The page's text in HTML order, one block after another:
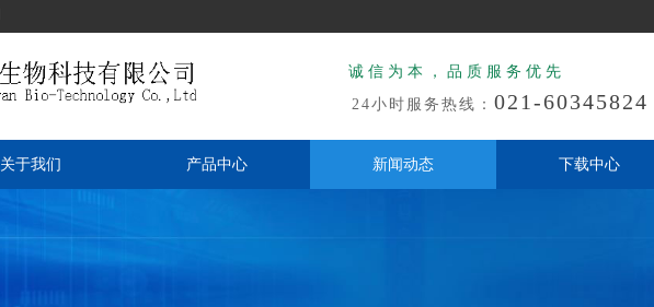
诚信为本，品质服务优先
24小时服务热线： 021-60345824
关于我们 产品中心 新闻动态 下载中心